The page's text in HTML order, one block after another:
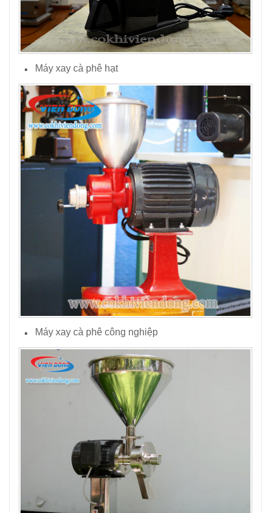
Máy xay cà phê hạt
Máy xay cà phê công nghiệp